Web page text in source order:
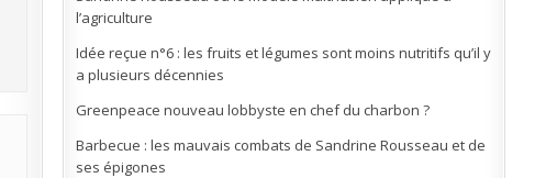
l’agriculture
Idée reçue n°6 : les fruits et légumes sont moins nutritifs qu’il y
a plusieurs décennies
Greenpeace nouveau lobbyste en chef du charbon ?
Barbecue : les mauvais combats de Sandrine Rousseau et de
ses épigones